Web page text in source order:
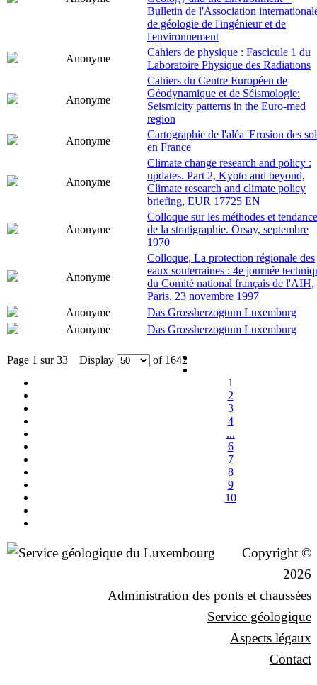
Bulletin de l'Association
de géologie de l'ingénieur et de
l'environnement
Anonyme
Cahiers de physique : Fascicule 1 du
Laboratoire Physique des Radiations
Anonyme
Cahiers du Centre Européen de
Géodynamique et de Séismologie:
Seismicity patterns in the Euro-med
region
Anonyme
Cartographie de l'aléa 'Erosion des
en France
Anonyme
Climate change research and policy :
updates. Part 2, Kyoto and beyond,
Climate research and climate policy
briefing, EUR 17725 EN
Anonyme
Colloque sur les méthodes et
de la stratigraphie. Orsay, septembre
1970
Anonyme
Colloque, La protection régionale des
eaux souterraines : 4e journée
du Comité national français de l'AIH,
Paris, 23 novembre 1997
Anonyme
Das Grossherzogtum Luxemburg
Anonyme
Das Grossherzogtum Luxemburg
Page 1 sur 33 Display
of 1642
1
2
3
4
...
6
7
8
9
10
Copyright ©
2026
Administration des ponts et chaussées
Service géologique
Aspects légaux
Contact